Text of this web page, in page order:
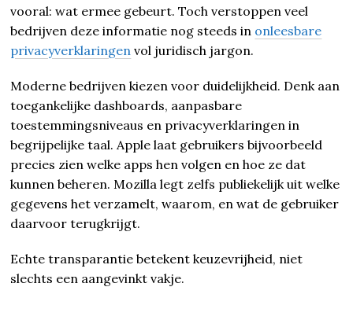
vooral: wat ermee gebeurt. Toch verstoppen veel
bedrijven deze informatie nog steeds in onleesbare
privacyverklaringen vol juridisch jargon.
Moderne bedrijven kiezen voor duidelijkheid. Denk aan
toegankelijke dashboards, aanpasbare
toestemmingsniveaus en privacyverklaringen in
begrijpelijke taal. Apple laat gebruikers bijvoorbeeld
precies zien welke apps hen volgen en hoe ze dat
kunnen beheren. Mozilla legt zelfs publiekelijk uit welke
gegevens het verzamelt, waarom, en wat de gebruiker
daarvoor terugkrijgt.
Echte transparantie betekent keuzevrijheid, niet
slechts een aangevinkt vakje.